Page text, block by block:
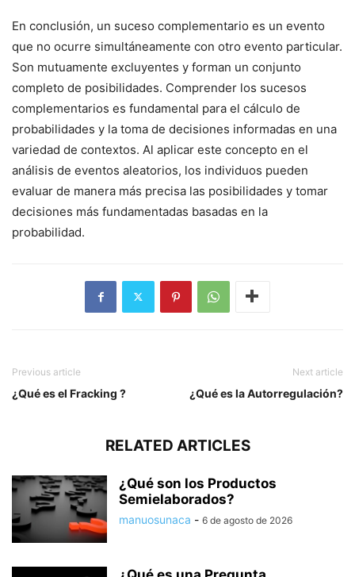
En conclusión, un suceso complementario es un evento
que no ocurre simultáneamente con otro evento particular.
Son mutuamente excluyentes y forman un conjunto
completo de posibilidades. Comprender los sucesos
complementarios es fundamental para el cálculo de
probabilidades y la toma de decisiones informadas en una
variedad de contextos. Al aplicar este concepto en el
análisis de eventos aleatorios, los individuos pueden
evaluar de manera más precisa las posibilidades y tomar
decisiones más fundamentadas basadas en la
probabilidad.
Previous article
¿Qué es el Fracking ?
Next article
¿Qué es la Autorregulación?
RELATED ARTICLES
¿Qué son los Productos
Semielaborados?
manuosunaca - 6 de agosto de 2026